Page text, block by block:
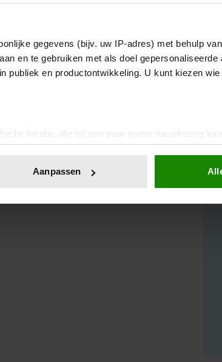
gegevens (bijv. uw IP-adres) met behulp
en te gebruiken met als doel gepersonaliseerde
publiek en productontwikkeling. U kunt kiezen
locatie, die tot een paar meter nauwkeurig
te scannen op specifieke eigenschappen
in de Cookieverklaring.
te personaliseren, om functies voor social
deze gegevens combineren met andere
uw gebruik van hun services. U gaat akkoord
Aanpassen